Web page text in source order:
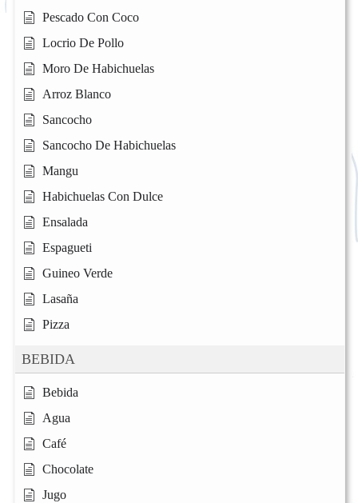
Pescado Con Coco
Locrio De Pollo
Moro De Habichuelas
Arroz Blanco
Sancocho
Sancocho De Habichuelas
Mangu
Habichuelas Con Dulce
Ensalada
Espagueti
Guineo Verde
Lasaña
Pizza
BEBIDA
Bebida
Agua
Café
Chocolate
Jugo